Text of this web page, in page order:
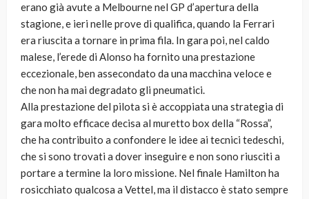
erano già avute a Melbourne nel GP d’apertura della
stagione, e ieri nelle prove di qualifica, quando la Ferrari
era riuscita a tornare in prima fila. In gara poi, nel caldo
malese, l’erede di Alonso ha fornito una prestazione
eccezionale, ben assecondato da una macchina veloce e
che non ha mai degradato gli pneumatici.
Alla prestazione del pilota si è accoppiata una strategia di
gara molto efficace decisa al muretto box della “Rossa”,
che ha contribuito a confondere le idee ai tecnici tedeschi,
che si sono trovati a dover inseguire e non sono riusciti a
portare a termine la loro missione. Nel finale Hamilton ha
rosicchiato qualcosa a Vettel, ma il distacco è stato sempre